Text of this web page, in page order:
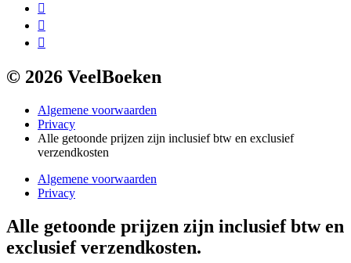
© 2026 VeelBoeken
Algemene voorwaarden
Privacy
Alle getoonde prijzen zijn inclusief btw en exclusief
verzendkosten
Algemene voorwaarden
Privacy
Alle getoonde prijzen zijn inclusief btw en
exclusief verzendkosten.